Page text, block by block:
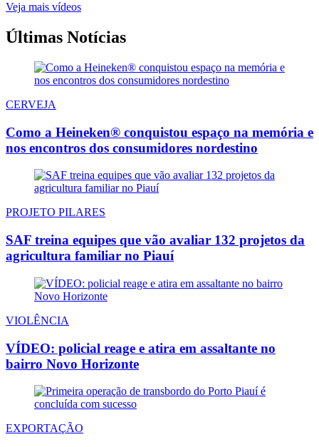
Veja mais vídeos
Últimas Notícias
CERVEJA
Como a Heineken® conquistou espaço na memória e
nos encontros dos consumidores nordestino
PROJETO PILARES
SAF treina equipes que vão avaliar 132 projetos da
agricultura familiar no Piauí
VIOLÊNCIA
VÍDEO: policial reage e atira em assaltante no
bairro Novo Horizonte
EXPORTAÇÃO